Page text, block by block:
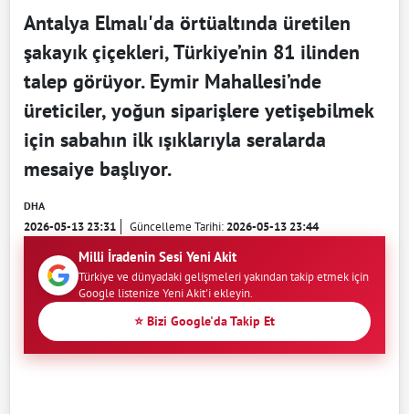
Antalya Elmalı'da örtüaltında üretilen
şakayık çiçekleri, Türkiye’nin 81 ilinden
talep görüyor. Eymir Mahallesi’nde
üreticiler, yoğun siparişlere yetişebilmek
için sabahın ilk ışıklarıyla seralarda
mesaiye başlıyor.
DHA
2026-05-13 23:31 Güncelleme Tarihi:2026-05-13 23:44
Milli İradenin Sesi Yeni Akit
Türkiye ve dünyadaki gelişmeleri yakından takip etmek için
Google listenize Yeni Akit'i ekleyin.
⭐ Bizi Google'da Takip Et